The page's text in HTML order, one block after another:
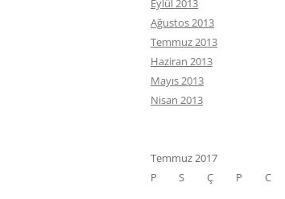
Eylül 2013
Ağustos 2013
Temmuz 2013
Haziran 2013
Mayıs 2013
Nisan 2013
Temmuz 2017
P
S Ç P C